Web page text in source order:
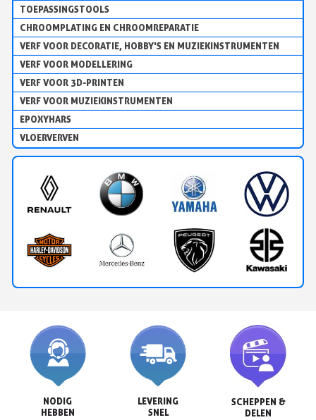
TOEPASSINGSTOOLS
CHROOMPLATING EN CHROOMREPARATIE
VERF VOOR DECORATIE, HOBBY'S EN MUZIEKINSTRUMENTEN
VERF VOOR MODELLERING
VERF VOOR 3D-PRINTEN
VERF VOOR MUZIEKINSTRUMENTEN
EPOXYHARS
VLOERVERVEN
NODIG
HEBBEN
LEVERING
SNEL
SCHEPPEN &
DELEN